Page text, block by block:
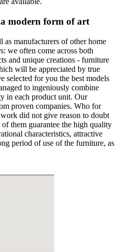
modern form of art
as manufacturers of other home
we often come across both
and unique creations - furniture
will be appreciated by true
selected for you the best models
to ingeniously combine
in each product unit. Our
proven companies. Who for
did not give reason to doubt
them guarantee the high quality
characteristics, attractive
period of use of the furniture, as